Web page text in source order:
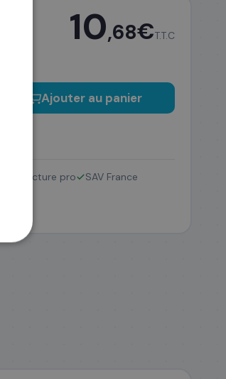
10,68€T.T.C
Ajouter au panier
Facture pro SAV France